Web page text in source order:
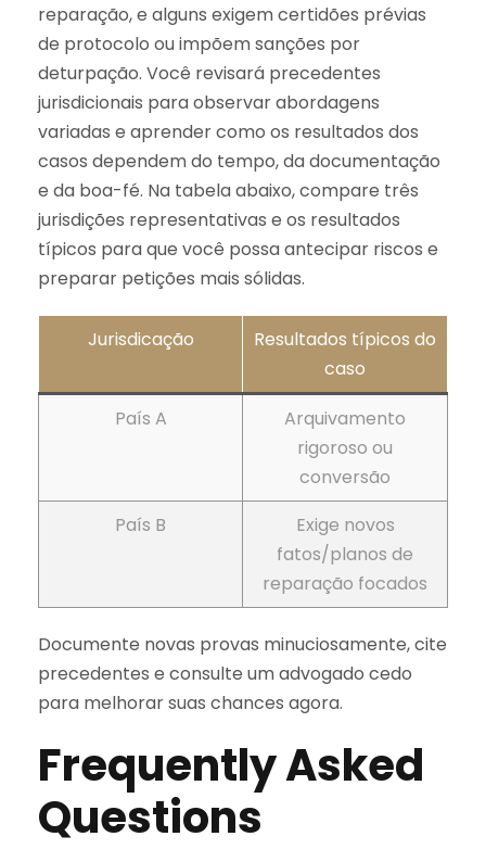
reparação, e alguns exigem certidões prévias
de protocolo ou impõem sanções por
deturpação. Você revisará precedentes
jurisdicionais para observar abordagens
variadas e aprender como os resultados dos
casos dependem do tempo, da documentação
e da boa-fé. Na tabela abaixo, compare três
jurisdições representativas e os resultados
típicos para que você possa antecipar riscos e
preparar petições mais sólidas.
Jurisdicação
Resultados típicos do
caso
País A
Arquivamento
rigoroso ou
conversão
País B
Exige novos
fatos/planos de
reparação focados
Documente novas provas minuciosamente, cite
precedentes e consulte um advogado cedo
para melhorar suas chances agora.
Frequently Asked
Questions